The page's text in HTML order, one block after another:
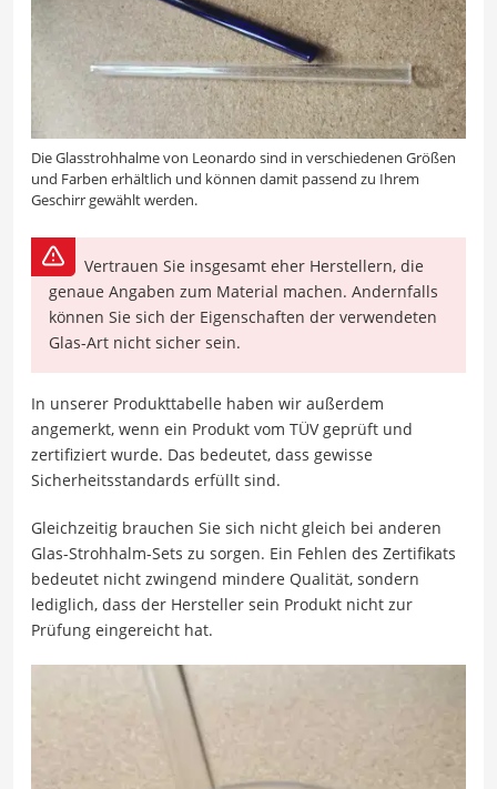
Die Glasstrohhalme von Leonardo sind in verschiedenen Größen
und Farben erhältlich und können damit passend zu Ihrem
Geschirr gewählt werden.
Vertrauen Sie insgesamt eher Herstellern, die
genaue Angaben zum Material machen. Andernfalls
können Sie sich der Eigenschaften der verwendeten
Glas-Art nicht sicher sein.
In unserer Produkttabelle haben wir außerdem
angemerkt, wenn ein Produkt vom TÜV geprüft und
zertifiziert wurde. Das bedeutet, dass gewisse
Sicherheitsstandards erfüllt sind.
Gleichzeitig brauchen Sie sich nicht gleich bei anderen
Glas-Strohhalm-Sets zu sorgen. Ein Fehlen des Zertifikats
bedeutet nicht zwingend mindere Qualität, sondern
lediglich, dass der Hersteller sein Produkt nicht zur
Prüfung eingereicht hat.